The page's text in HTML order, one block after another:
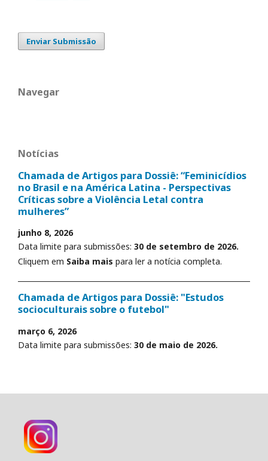
Enviar Submissão
Navegar
Notícias
Chamada de Artigos para Dossiê: “Feminicídios
no Brasil e na América Latina - Perspectivas
Críticas sobre a Violência Letal contra
mulheres”
junho 8, 2026
Data limite para submissões: 30 de setembro de 2026.
Cliquem em Saiba mais para ler a notícia completa.
Chamada de Artigos para Dossiê: "Estudos
socioculturais sobre o futebol"
março 6, 2026
Data limite para submissões: 30 de maio de 2026.